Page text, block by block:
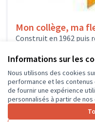
Informations sur les
Nous utilisons des cookies
performance et les
de fournir une expérience
personnalisés à partir de nos
Mon collège, ma
Construit en 1962 puis
Descartes et...
2